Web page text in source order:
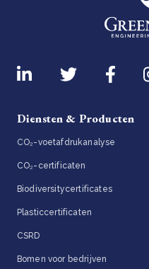
Diensten & Producten
CO₂-voetafdrukanalyse
CO₂-certificaten
Biodiversitycertificates
Plasticcertificaten
CSRD
Bomen voor bedrijven